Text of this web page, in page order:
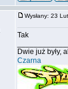
Wysłany: 23
Tak
Dwie już były,
Czarna